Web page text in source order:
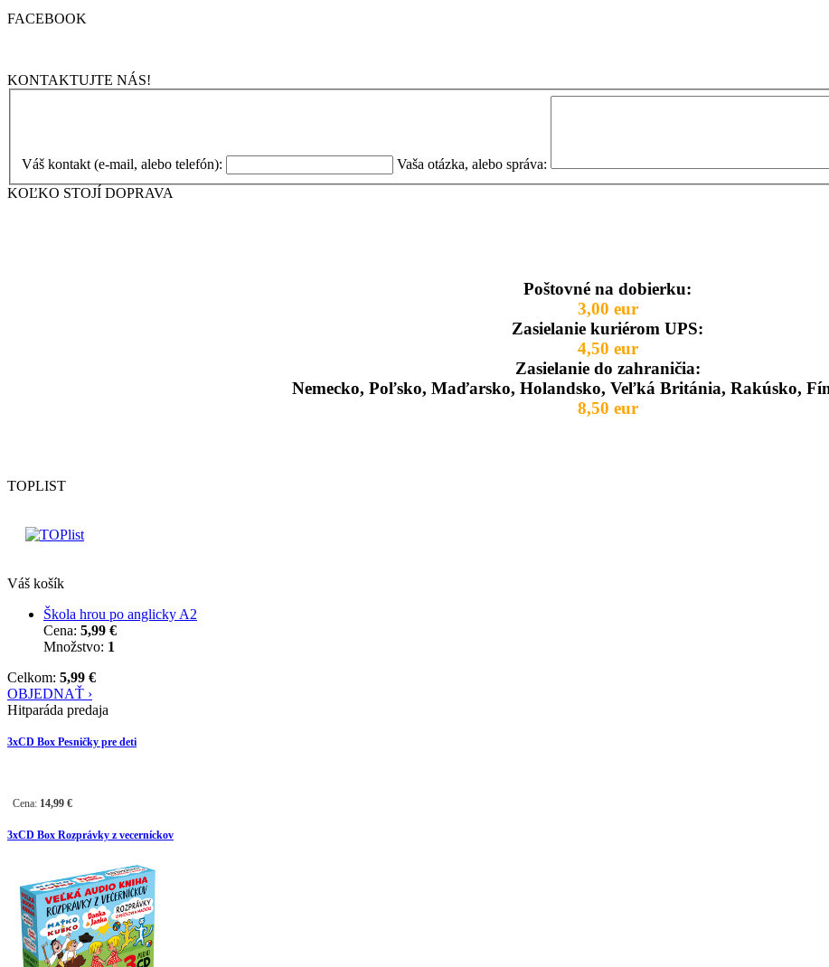
FACEBOOK
KONTAKTUJTE NÁS!
Váš kontakt (e-mail, alebo telefón): Vaša otázka, alebo správa:
KOĽKO STOJÍ DOPRAVA
Poštovné na dobierku:
3,00 eur
Zasielanie kuriérom UPS:
4,50 eur
Zasielanie do zahraničia:
Nemecko, Poľsko, Maďarsko, Holandsko, Veľká Británia, Rakúsko,
8,50 eur
TOPLIST
Váš košík
Škola hrou po anglicky A2
Cena: 5,99 €
Množstvo: 1
Celkom: 5,99 €
OBJEDNAŤ ›
Hitparáda predaja
3xCD Box Pesničky pre deti
Cena: 14,99 €
3xCD Box Rozprávky z vecerníckov